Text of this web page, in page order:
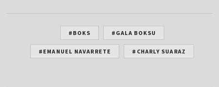
#BOKS #GALA BOKSU
#EMANUEL NAVARRETE #CHARLY SUARAZ